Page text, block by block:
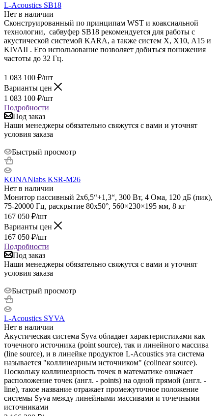
L-Acoustics SB18
Нет в наличии
Сконструированный по принципам WST и коаксиальной
технологии, сабвуфер SB18 рекомендуется для работы с
акустической системой KARA, а также систем Х, Х10, A15 и
KIVAII . Его использование позволяет добиться понижения
частоты до 32 Гц.
1 083 100 ₽/шт
Варианты цен
1 083 100 ₽/шт
Подробности
Под заказ
Наши менеджеры обязательно свяжутся с вами и уточнят
условия заказа
Быстрый просмотр
KONANlabs KSR-M26
Нет в наличии
Монитор пассивный 2х6,5“+1,3“, 300 Вт, 4 Ома, 120 дБ (пик),
75-20000 Гц, раскрытие 80х50°, 560×230×195 мм, 8 кг
167 050 ₽/шт
Варианты цен
167 050 ₽/шт
Подробности
Под заказ
Наши менеджеры обязательно свяжутся с вами и уточнят
условия заказа
Быстрый просмотр
L-Acoustics SYVA
Нет в наличии
Акустическая система Syva обладает характеристиками как
точечного источника (point source), так и линейного массива
(line source), и в линейке продуктов L-Acoustics эта система
называется "коллинеарным источником" (colinear source).
Поскольку коллинеарность точек в математике означает
расположение точек (англ. - points) на одной прямой (англ. -
line), такое название отражает промежуточное положение
системы Syva между линейными массивами и точечными
источниками